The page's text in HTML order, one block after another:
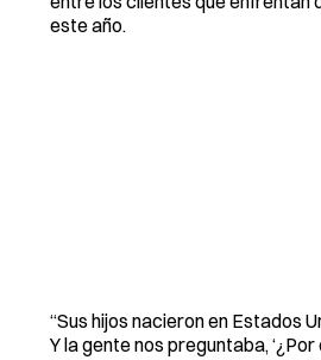
este año.
“Sus hijos nacieron en Estados
Y la gente nos preguntaba,